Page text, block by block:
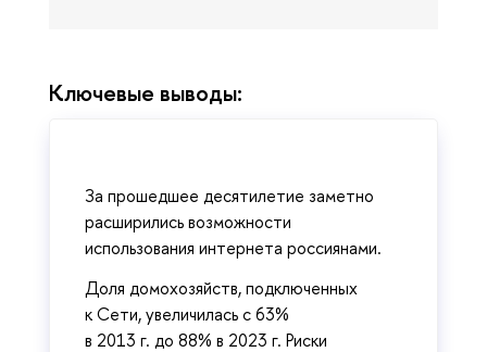
Ключевые выводы:
За прошедшее десятилетие заметно
расширились возможности
использования интернета россиянами.
Доля домохозяйств, подключенных
к Сети, увеличилась с 63%
в 2013 г. до 88% в 2023 г. Риски